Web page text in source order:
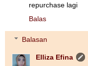
repurchase lagi
Balas
Balasan
Elliza Efina